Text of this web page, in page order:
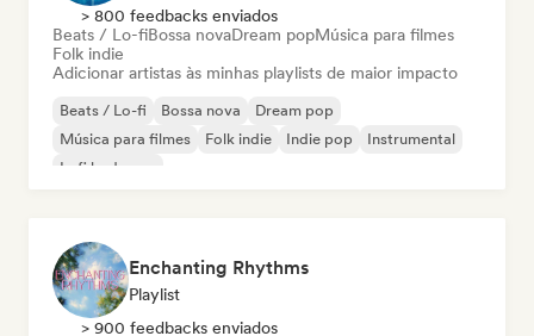
> 800 feedbacks enviados
Beats / Lo-fiBossa novaDream popMúsica para filmes
Folk indie
Adicionar artistas às minhas playlists de maior impacto
Beats / Lo-fi Bossa nova
Dream pop
Música para filmes
Folk indie Indie pop
Instrumental
Lofi bedroom
Enchanting Rhythms
Playlist
> 900 feedbacks enviados